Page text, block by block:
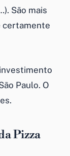
São mais
certamente
Paulo. O
Pizza